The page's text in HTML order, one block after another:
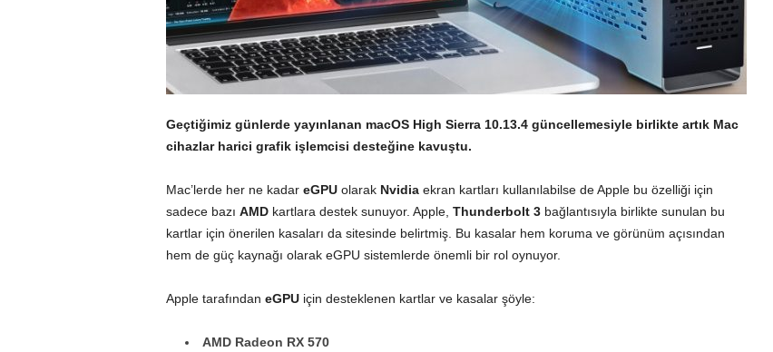
Geçtiğimiz günlerde yayınlanan macOS High Sierra 10.13.4güncellemesiyle birlikte artık Mac
cihazlar harici grafik işlemcisi desteğine kavuştu.
Mac’lerde her ne kadar eGPUolarak Nvidiaekran kartları kullanılabilse de Apple bu özelliği için
sadece bazı AMDkartlara destek sunuyor. Apple, Thunderbolt 3bağlantısıyla birlikte sunulan bu
kartlar için önerilen kasaları da sitesinde belirtmiş. Bu kasalar hem koruma ve görünüm açısından
hem de güç kaynağı olarak eGPU sistemlerde önemli bir rol oynuyor.
Apple tarafından eGPUiçin desteklenen kartlar ve kasalar şöyle:
AMD Radeon RX 570